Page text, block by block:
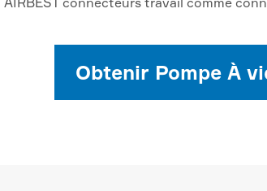
Obtenir Pompe À